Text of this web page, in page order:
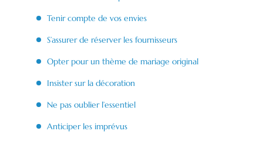
Tenir compte de vos envies
S’assurer de réserver les fournisseurs
Opter pour un thème de mariage original
Insister sur la décoration
Ne pas oublier l’essentiel
Anticiper les imprévus